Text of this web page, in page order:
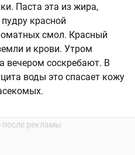
Паста эта из жира,
красной
смол. Красный
и крови. Утром
вечером соскребают. В
воды это спасает кожу